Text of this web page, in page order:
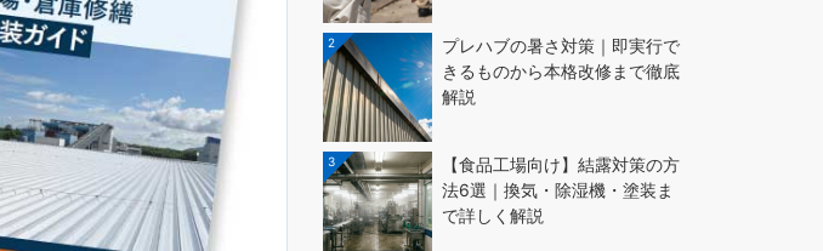
2
プレハブの暑さ対策｜即実行で
きるものから本格改修まで徹底
解説
3
【食品工場向け】結露対策の方
法6選｜換気・除湿機・塗装ま
で詳しく解説